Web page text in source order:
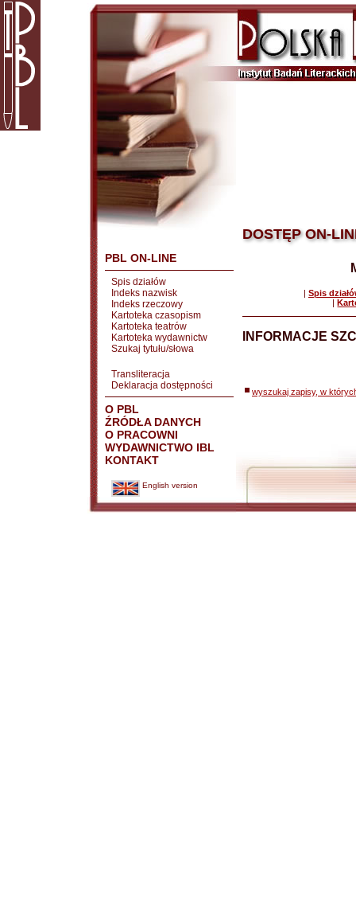
PBL ON-LINE
Spis działów
Indeks nazwisk
Indeks rzeczowy
Kartoteka czasopism
Kartoteka teatrów
Kartoteka wydawnictw
Szukaj tytułu/słowa
Transliteracja
Deklaracja dostępności
O PBL
ŹRÓDŁA DANYCH
O PRACOWNI
WYDAWNICTWO IBL
KONTAKT
English version
DOSTĘP ON-
| Spis
|
INFORMACJE
wyszukaj zapisy, w